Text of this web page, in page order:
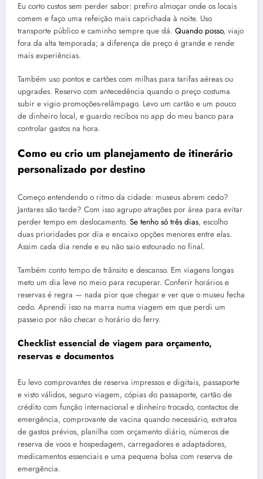
Eu corto custos sem perder sabor: prefiro almoçar onde os locais
comem e faço uma refeição mais caprichada à noite. Uso
transporte público e caminho sempre que dá. Quando posso, viajo
fora da alta temporada; a diferença de preço é grande e rende
mais experiências.
Também uso pontos e cartões com milhas para tarifas aéreas ou
upgrades. Reservo com antecedência quando o preço costuma
subir e vigio promoções-relâmpago. Levo um cartão e um pouco
de dinheiro local, e guardo recibos no app do meu banco para
controlar gastos na hora.
Como eu crio um planejamento de itinerário
personalizado por destino
Começo entendendo o ritmo da cidade: museus abrem cedo?
Jantares são tarde? Com isso agrupo atrações por área para evitar
perder tempo em deslocamento. Se tenho só três dias, escolho
duas prioridades por dia e encaixo opções menores entre elas.
Assim cada dia rende e eu não saio estourado no final.
Também conto tempo de trânsito e descanso. Em viagens longas
meto um dia leve no meio para recuperar. Conferir horários e
reservas é regra — nada pior que chegar e ver que o museu fecha
cedo. Aprendi isso na marra numa viagem em que perdi um
passeio por não checar o horário do ferry.
Checklist essencial de viagem para orçamento,
reservas e documentos
Eu levo comprovantes de reserva impressos e digitais, passaporte
e visto válidos, seguro viagem, cópias do passaporte, cartão de
crédito com função internacional e dinheiro trocado, contactos de
emergência, comprovante de vacina quando necessário, extratos
de gastos prévios, planilha com orçamento diário, números de
reserva de voos e hospedagem, carregadores e adaptadores,
medicamentos essenciais e uma pequena bolsa com reserva de
emergência.